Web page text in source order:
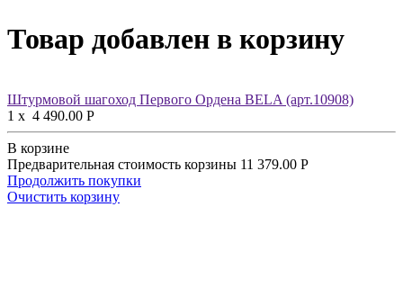
Товар добавлен в корзину
Штурмовой шагоход Первого Ордена BELA (арт.10908)
1 x 4 490.00 Р
В корзине
Предварительная стоимость корзины 11 379.00 Р
Продолжить покупки
Очистить корзину